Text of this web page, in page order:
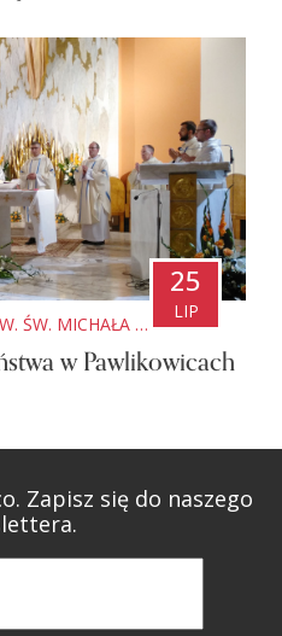
25
LIP
PAWLIKOWICE – PARAFIA PW. ŚW. MICHAŁA ARCHANIOŁA
w Pawlikowicach
Zapisz się do naszego